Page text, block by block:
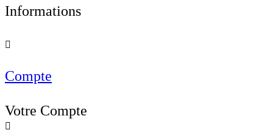
Informations

Compte
Votre Compte
